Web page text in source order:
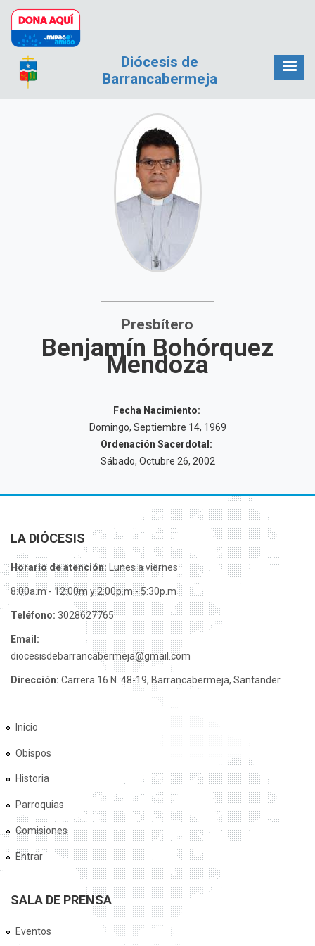
Pasar al contenido principal
Diócesis de
Barrancabermeja
Presbítero
Benjamín Bohórquez
Mendoza
Fecha Nacimiento:
Domingo, Septiembre 14, 1969
Ordenación Sacerdotal:
Sábado, Octubre 26, 2002
LA DIÓCESIS
Horario de atención:Lunes a viernes
8:00a.m - 12:00m y 2:00p.m - 5:30p.m
Teléfono: 3028627765
Email:
diocesisdebarrancabermeja@gmail.com
Dirección: Carrera 16 N. 48-19, Barrancabermeja, Santander.
Inicio
Obispos
Historia
Parroquias
Comisiones
Entrar
SALA DE PRENSA
Eventos